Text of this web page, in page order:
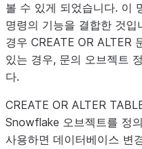
볼 수 있게 되었습니다. 이
명령의 기능을 결합한 것
경우 CREATE OR ALTER
있는 경우, 문의 오브젝트
다.
CREATE OR ALTER
Snowflake 오브젝트를 정
사용하면 데이터베이스 변